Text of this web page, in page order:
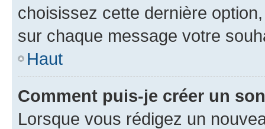
choisissez cette dernière
sur chaque message votre
Haut
Comment puis-je créer un
Lorsque vous rédigez un